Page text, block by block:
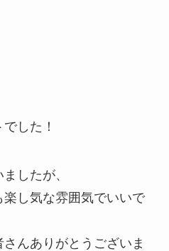
した！
したが、
し気な雰囲気でいいで
んありがとうございま